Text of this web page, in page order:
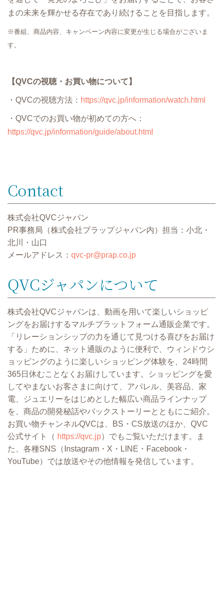
まの未来を輝かせる存在であり続けることを目指します。
※番組、商品内容、キャンペーン内容に変更が生じる場合がございま
す。
【QVCの視聴・お買い物について】
・QVCの視聴方法： https://qvc.jp/information/watch.html
・QVCでのお買い物が初めての方へ：
https://qvc.jp/information/guide/about.html
Contact
株式会社QVCジャパン
PR事務局（株式会社プラップジャパン内）担当：小北・
北川・山口
メールアドレス： qvc-pr@prap.co.jp
QVCジャパンについて
株式会社QVCジャパンは、動画を用いて楽しいショッピ
ングをお届けするマルチプラットフォーム通販企業です。
「リレーションシップの力を通じて見つける喜びをお届け
する」ために、ネット通販のように便利で、ウィンドウシ
ョッピングのように楽しいショッピング体験を、24時間
365日休むことなくお届けしています。ショッピングを愛
してやまないお客さまに向けて、アパレル、美容品、家
電、ジュエリーをはじめとした幅広い商品ラインナップ
を、商品の開発秘話やバックストーリーとともにご紹介。
お買い物チャンネルQVCは、BS・CS放送のほか、QVC
公式サイト（ https://qvc.jp）でもご覧いただけます。ま
た、各種SNS（Instagram・X・LINE・Facebook・
YouTube）では放送やその他情報を発信しています。